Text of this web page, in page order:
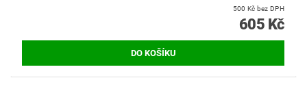
500 Kč bez DPH
605 Kč